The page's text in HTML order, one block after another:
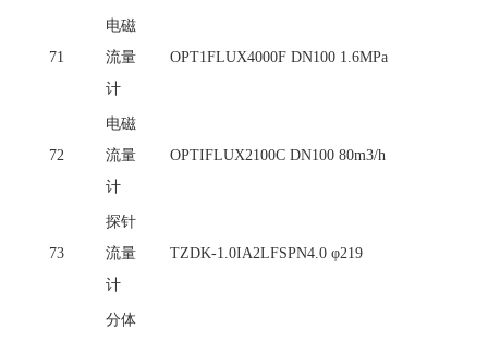
71
电磁
流量
计
OPT1FLUX4000F DN100 1.6MPa
72
电磁
流量
计
OPTIFLUX2100C DN100 80m3/h
73
探针
流量
计
TZDK-1.0IA2LFSPN4.0 φ219
分体